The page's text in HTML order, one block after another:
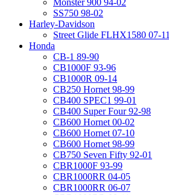
Monster 900 94-02
SS750 98-02
Harley-Davidson
Street Glide FLHX1580 07-11
Honda
CB-1 89-90
CB1000F 93-96
CB1000R 09-14
CB250 Hornet 98-99
CB400 SPEC1 99-01
CB400 Super Four 92-98
CB600 Hornet 00-02
CB600 Hornet 07-10
CB600 Hornet 98-99
CB750 Seven Fifty 92-01
CBR1000F 93-99
CBR1000RR 04-05
CBR1000RR 06-07